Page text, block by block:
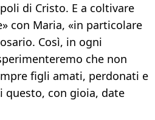
di Cristo. E a coltivare
con Maria, «in particolare
Così, in ogni
che non
figli amati, perdonati e
questo, con gioia, date